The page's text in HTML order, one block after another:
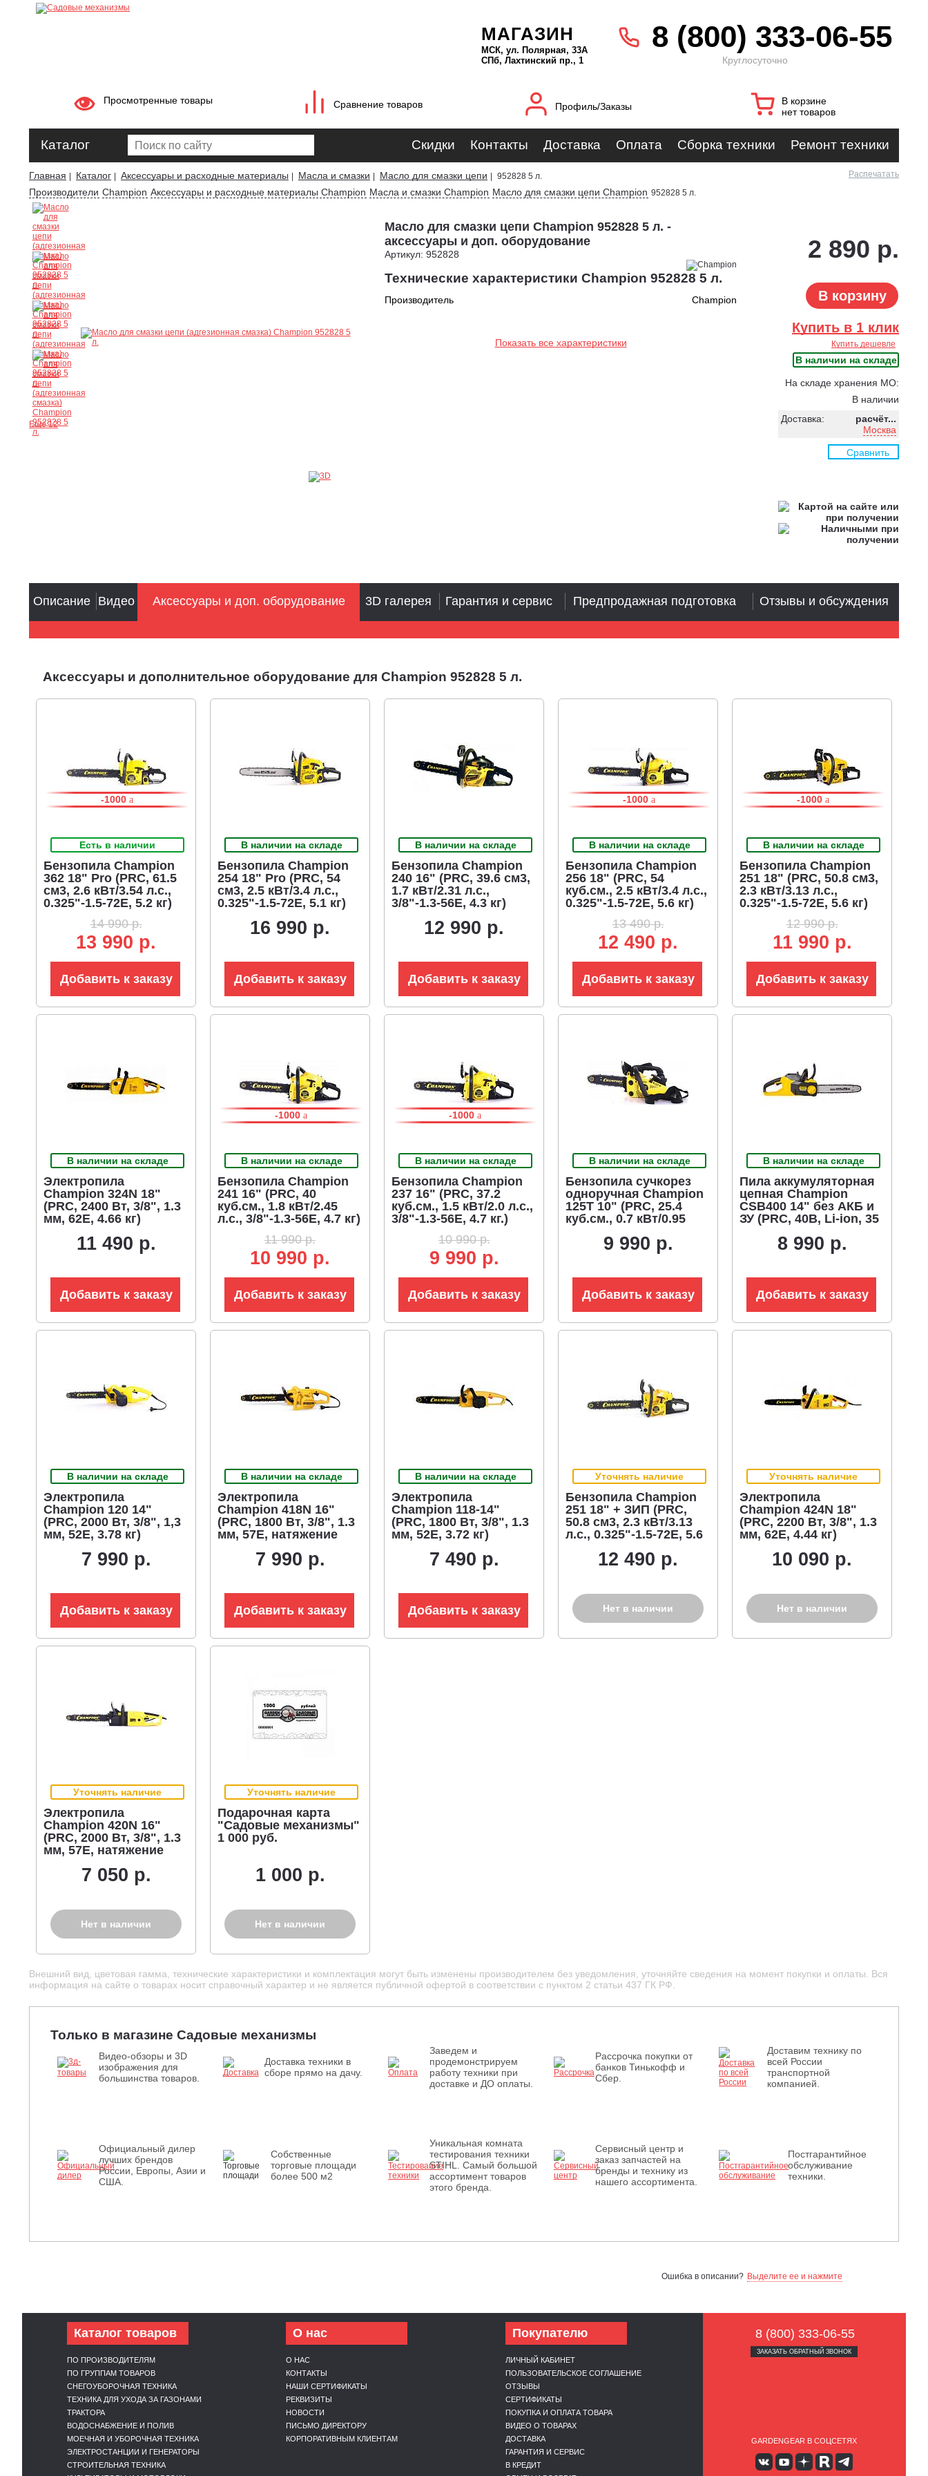
МАГАЗИН
МСК, ул. Полярная, 33А
СПб, Лахтинский пр., 1
8 (800) 333-06-55
Круглосуточно
Просмотренные товары Сравнение товаров Профиль/Заказы
В корзине
нет товаров
Каталог Скидки Контакты Доставка Оплата Сборка техники Ремонт техники
Главная Каталог Аксессуары и расходные материалы Масла и смазки Масло для смазки цепи 952828 5 л. Распечатать
Производители Champion Аксессуары и расходные материалы Champion Масла и смазки Champion Масло для смазки цепи Champion 952828 5 л.
Ещё 12
Масло для смазки цепи Champion 952828 5 л. -
аксессуары и доп. оборудование
Артикул: 952828
Технические характеристики Champion 952828 5 л.
Производитель Champion
Показать все характеристики
2 890 р.
В корзину
Купить в 1 клик
Купить дешевле
В наличии на складе
На складе хранения МО:
В наличии
Доставка:
расчёт...
Москва
Сравнить
Аксессуары и дополнительное оборудование для Champion 952828 5 л.
-1000
Есть в наличии
Бензопила Champion
362 18" Pro (PRC, 61.5
см3, 2.6 кВт/3.54 л.с.,
0.325"-1.5-72E, 5.2 кг)
14 990 р.
13 990 р.
Добавить к заказу
В наличии на складе
Бензопила Champion
254 18" Pro (PRC, 54
см3, 2.5 кВт/3.4 л.с.,
0.325"-1.5-72E, 5.1 кг)
16 990 р.
Добавить к заказу
В наличии на складе
Бензопила Champion
240 16" (PRC, 39.6 см3,
1.7 кВт/2.31 л.с.,
3/8"-1.3-56E, 4.3 кг)
12 990 р.
Добавить к заказу
-1000
В наличии на складе
Бензопила Champion
256 18" (PRC, 54
куб.см., 2.5 кВт/3.4 л.с.,
0.325"-1.5-72E, 5.6 кг)
13 490 р.
12 490 р.
Добавить к заказу
-1000
В наличии на складе
Бензопила Champion
251 18" (PRC, 50.8 см3,
2.3 кВт/3.13 л.с.,
0.325"-1.5-72E, 5.6 кг)
12 990 р.
11 990 р.
Добавить к заказу
В наличии на складе
Электропила
Champion 324N 18"
(PRC, 2400 Вт, 3/8", 1.3
мм, 62E, 4.66 кг)
11 490 р.
Добавить к заказу
-1000
В наличии на складе
Бензопила Champion
241 16" (PRC, 40
куб.см., 1.8 кВт/2.45
л.с., 3/8"-1.3-56E, 4.7 кг)
11 990 р.
10 990 р.
Добавить к заказу
-1000
В наличии на складе
Бензопила Champion
237 16" (PRC, 37.2
куб.см., 1.5 кВт/2.0 л.с.,
3/8"-1.3-56E, 4.7 кг.)
10 990 р.
9 990 р.
Добавить к заказу
В наличии на складе
Бензопила сучкорез
одноручная Champion
125T 10" (PRC, 25.4
куб.см., 0.7 кВт/0.95
9 990 р.
Добавить к заказу
В наличии на складе
Пила аккумуляторная
цепная Champion
CSB400 14" без АКБ и
ЗУ (PRC, 40В, Li-ion, 35
8 990 р.
Добавить к заказу
В наличии на складе
Электропила
Champion 120 14"
(PRC, 2000 Вт, 3/8", 1,3
мм, 52E, 3.78 кг)
7 990 р.
Добавить к заказу
В наличии на складе
Электропила
Champion 418N 16"
(PRC, 1800 Вт, 3/8", 1.3
мм, 57E, натяжение
7 990 р.
Добавить к заказу
В наличии на складе
Электропила
Champion 118-14"
(PRC, 1800 Вт, 3/8", 1.3
мм, 52E, 3.72 кг)
7 490 р.
Добавить к заказу
Уточнять наличие
Бензопила Champion
251 18" + ЗИП (PRC,
50.8 см3, 2.3 кВт/3.13
л.с., 0.325"-1.5-72E, 5.6
12 490 р.
Нет в наличии
Уточнять наличие
Электропила
Champion 424N 18"
(PRC, 2200 Вт, 3/8", 1.3
мм, 62E, 4.44 кг)
10 090 р.
Нет в наличии
Уточнять наличие
Электропила
Champion 420N 16"
(PRC, 2000 Вт, 3/8", 1.3
мм, 57E, натяжение
7 050 р.
Нет в наличии
Уточнять наличие
Подарочная карта
"Садовые механизмы"
1 000 руб.
1 000 р.
Нет в наличии
Описание Видео Аксессуары и доп. оборудование 3D галерея Гарантия и сервис Предпродажная подготовка Отзывы и обсуждения
Внешний вид, цветовая гамма, технические характеристики и комплектация могут быть изменены производителем без уведомления, уточняйте сведения на момент покупки и оплаты. Вся
информация на сайте о товарах носит справочный характер и не является публичной офертой в соответствии с пунктом 2 статьи 437 ГК РФ.
Только в магазине Садовые механизмы
Видео-обзоры и 3D
изображения для
большинства товаров.
Доставка техники в
сборе прямо на дачу.
Заведем и
продемонстрируем
работу техники при
доставке и ДО оплаты.
Рассрочка покупки от
банков Тинькофф и
Сбер.
Доставим технику по
всей России
транспортной
компанией.
Официальный дилер
лучших брендов
России, Европы, Азии и
США.
Собственные
торговые площади
более 500 м2
Уникальная комната
тестирования техники
STIHL. Самый большой
ассортимент товаров
этого бренда.
Сервисный центр и
заказ запчастей на
бренды и технику из
нашего ассортимента.
Постгарантийное
обслуживание
техники.
Ошибка в описании? Выделите ее и нажмите
Каталог товаров
ПО ПРОИЗВОДИТЕЛЯМ
ПО ГРУППАМ ТОВАРОВ
СНЕГОУБОРОЧНАЯ ТЕХНИКА
ТЕХНИКА ДЛЯ УХОДА ЗА ГАЗОНАМИ
ТРАКТОРА
ВОДОСНАБЖЕНИЕ И ПОЛИВ
МОЕЧНАЯ И УБОРОЧНАЯ ТЕХНИКА
ЭЛЕКТРОСТАНЦИИ И ГЕНЕРАТОРЫ
СТРОИТЕЛЬНАЯ ТЕХНИКА
О нас
О НАС
КОНТАКТЫ
НАШИ СЕРТИФИКАТЫ
РЕКВИЗИТЫ
НОВОСТИ
ПИСЬМО ДИРЕКТОРУ
КОРПОРАТИВНЫМ КЛИЕНТАМ
Покупателю
ЛИЧНЫЙ КАБИНЕТ
ПОЛЬЗОВАТЕЛЬСКОЕ СОГЛАШЕНИЕ
ОТЗЫВЫ
СЕРТИФИКАТЫ
ПОКУПКА И ОПЛАТА ТОВАРА
ВИДЕО О ТОВАРАХ
ДОСТАВКА
ГАРАНТИЯ И СЕРВИС
В КРЕДИТ
8 (800) 333-06-55
ЗАКАЗАТЬ ОБРАТНЫЙ ЗВОНОК
GARDENGEAR В СОЦСЕТЯХ